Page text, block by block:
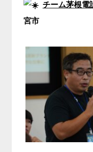
チーム茅根電
宮市